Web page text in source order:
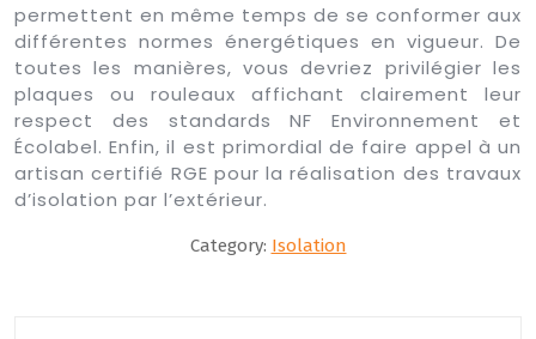
permettent en même temps de se conformer aux
différentes normes énergétiques en vigueur. De
toutes les manières, vous devriez privilégier les
plaques ou rouleaux affichant clairement leur
respect des standards NF Environnement et
Écolabel. Enfin, il est primordial de faire appel à un
artisan certifié RGE pour la réalisation des travaux
d’isolation par l’extérieur.
Category: Isolation